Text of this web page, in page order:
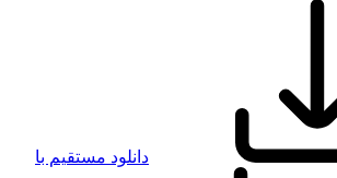
دانلود مستقیم با